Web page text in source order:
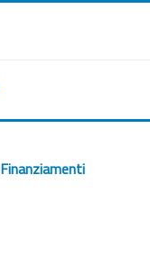
Finanziamenti